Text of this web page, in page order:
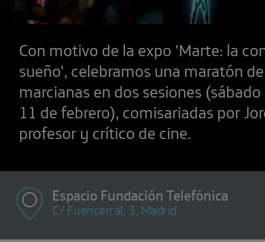
Con motivo de la expo 'Marte: la
sueño', celebramos una maratón
marcianas en dos sesiones
11 de febrero), comisariadas por
profesor y crítico de cine.
Espacio Fundación Telefónica
C/ Fuencarral, 3, Madrid